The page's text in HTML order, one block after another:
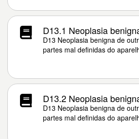
D13.1 Neoplasia
D13 Neoplasia benigna de
partes mal definidas do
D13.2 Neoplasia
D13 Neoplasia benigna de
partes mal definidas do